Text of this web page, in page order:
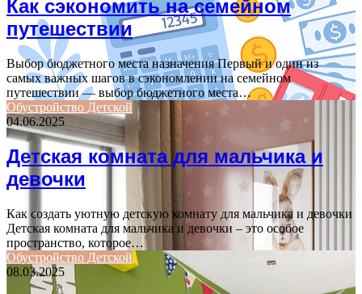
Как сэкономить на семейном
путешествии
Выбор бюджетного места назначения Первый и один из
самых важных шагов в сэкономлении на семейном
путешествии — выбор бюджетного места…
Обустройство Детской
04.06.2025
Детская комната для мальчика и
девочки
Как создать уютную детскую комнату для мальчика и девочки
Детская комната для мальчика и девочки – это особое
пространство, которое…
Обустройство Детской
08.03.2025